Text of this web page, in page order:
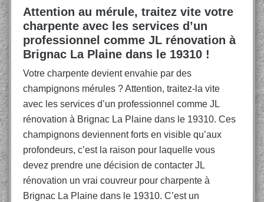
Attention au mérule, traitez vite votre
charpente avec les services d’un
professionnel comme JL rénovation à
Brignac La Plaine dans le 19310 !
Votre charpente devient envahie par des
champignons mérules ? Attention, traitez-la vite
avec les services d’un professionnel comme JL
rénovation à Brignac La Plaine dans le 19310. Ces
champignons deviennent forts en visible qu’aux
profondeurs, c’est la raison pour laquelle vous
devez prendre une décision de contacter JL
rénovation un vrai couvreur pour charpente à
Brignac La Plaine dans le 19310. C’est un